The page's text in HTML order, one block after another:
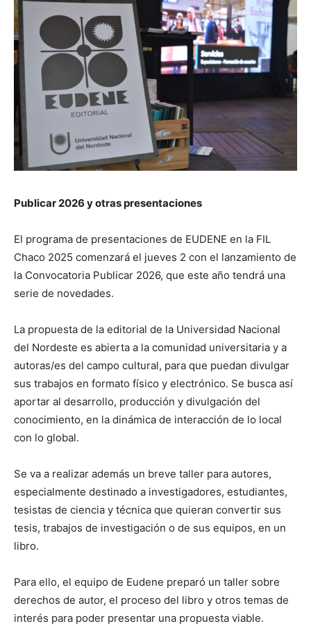
Publicar 2026 y otras presentaciones
El programa de presentaciones de EUDENE en la FIL
Chaco 2025 comenzará el jueves 2 con el lanzamiento de
la Convocatoria Publicar 2026, que este año tendrá una
serie de novedades.
La propuesta de la editorial de la Universidad Nacional
del Nordeste es abierta a la comunidad universitaria y a
autoras/es del campo cultural, para que puedan divulgar
sus trabajos en formato físico y electrónico. Se busca así
aportar al desarrollo, producción y divulgación del
conocimiento, en la dinámica de interacción de lo local
con lo global.
Se va a realizar además un breve taller para autores,
especialmente destinado a investigadores, estudiantes,
tesistas de ciencia y técnica que quieran convertir sus
tesis, trabajos de investigación o de sus equipos, en un
libro.
Para ello, el equipo de Eudene preparó un taller sobre
derechos de autor, el proceso del libro y otros temas de
interés para poder presentar una propuesta viable.